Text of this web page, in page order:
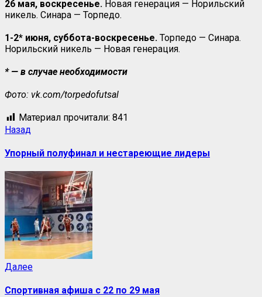
26 мая, воскресенье. Новая генерация — Норильский
никель. Синара — Торпедо.
1-2* июня, суббота-воскресенье. Торпедо — Синара.
Норильский никель — Новая генерация.
* — в случае необходимости
Фото: vk.com/torpedofutsal
Материал прочитали: 841
Назад
Упорный полуфинал и нестареющие лидеры
Далее
Спортивная афиша с 22 по 29 мая